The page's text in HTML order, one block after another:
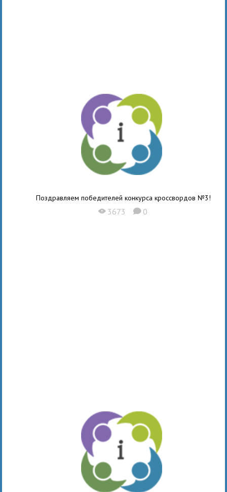
Поздравляем победителей конкурса кроссвордов №3!
X 3673 K 0